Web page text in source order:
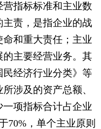
指标标准和主业数
责，是指企业的战
和重大责任；主业
主要经营业务。其
经济行业分类》等
涉及的资产总额、
项指标合计占企业
70%，单个主业原则